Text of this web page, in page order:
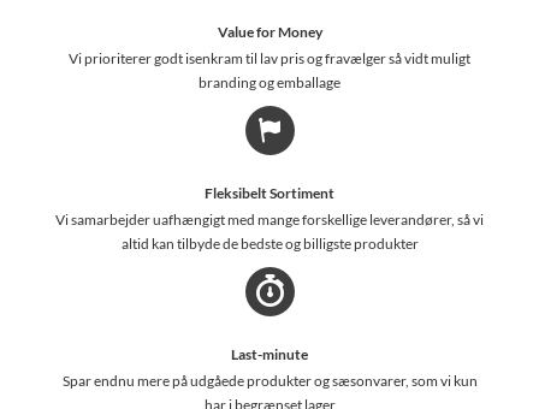
Value for Money
Vi prioriterer godt isenkram til lav pris og fravælger så vidt muligt
branding og emballage
Fleksibelt Sortiment
Vi samarbejder uafhængigt med mange forskellige leverandører, så vi
altid kan tilbyde de bedste og billigste produkter
Last-minute
Spar endnu mere på udgåede produkter og sæsonvarer, som vi kun
har i begrænset lager